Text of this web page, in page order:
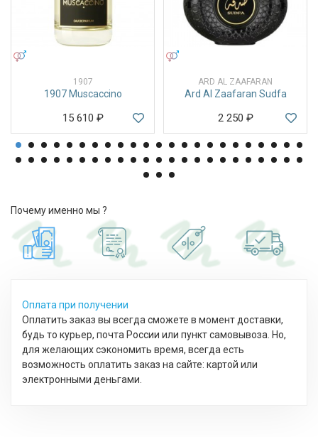
1907
1907 Muscaccino
15 610 ₽
ARD AL ZAAFARAN
Ard Al Zaafaran Sudfa
2 250 ₽
Почему именно мы ?
Оплата при получении
Оплатить заказ вы всегда сможете в момент доставки,
будь то курьер, почта России или пункт самовывоза. Но,
для желающих сэкономить время, всегда есть
возможность оплатить заказ на сайте: картой или
электронными деньгами.